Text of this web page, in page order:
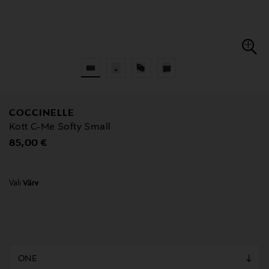
COCCINELLE
Kott C-Me Softy Small
Original Price
85,00 €
Vali Värv